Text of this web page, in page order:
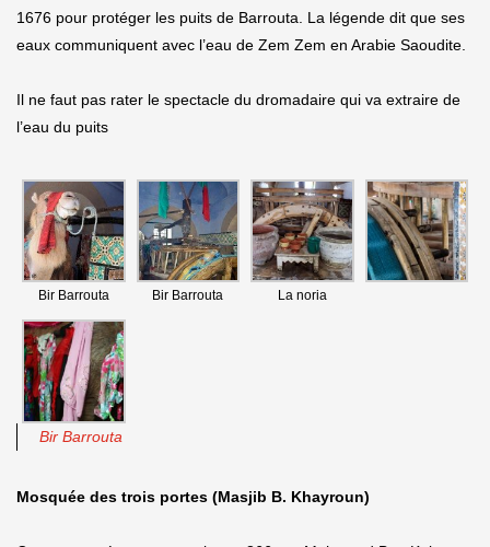
1676 pour protéger les puits de Barrouta. La légende dit que ses
eaux communiquent avec l’eau de Zem Zem en Arabie Saoudite.
Il ne faut pas rater le spectacle du dromadaire qui va extraire de
l’eau du puits
Bir Barrouta Bir Barrouta La noria
Bir Barrouta
Mosquée des trois portes (Masjib B. Khayroun)